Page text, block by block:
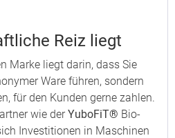
Reiz liegt
Marke liegt darin, dass Sie
Ware führen, sondern
für den Kunden gerne zahlen.
wie derYuboFiT® Bio-
Investitionen in Maschinen